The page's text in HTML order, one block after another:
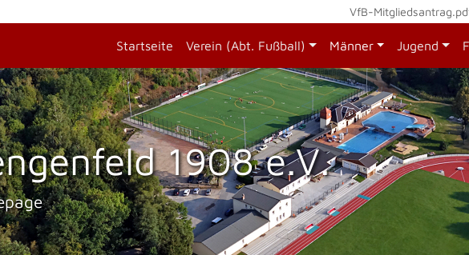
VfB-
Startseite Verein (Abt. Fußball) Männer Jugend
1908 e.V.